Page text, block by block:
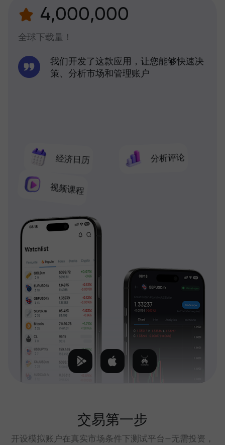
4,000,000
全球下载量！
经济日历 分析评论
视频课程
我们开发了这款应用，让您能够快速决
策、分析市场和管理账户
交易第一步
开设模拟账户在真实市场条件下测试平台—无需投资，